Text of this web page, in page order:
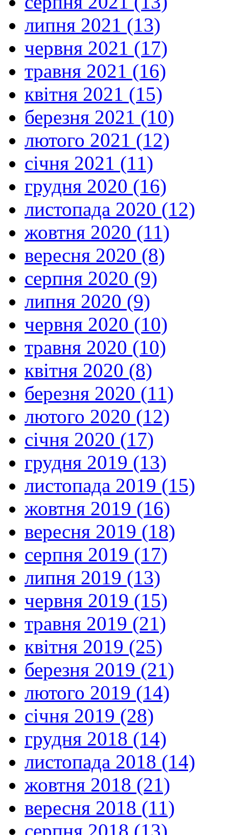
липня 2021 (13)
червня 2021 (17)
травня 2021 (16)
квітня 2021 (15)
березня 2021 (10)
лютого 2021 (12)
січня 2021 (11)
грудня 2020 (16)
листопада 2020 (12)
жовтня 2020 (11)
вересня 2020 (8)
серпня 2020 (9)
липня 2020 (9)
червня 2020 (10)
травня 2020 (10)
квітня 2020 (8)
березня 2020 (11)
лютого 2020 (12)
січня 2020 (17)
грудня 2019 (13)
листопада 2019 (15)
жовтня 2019 (16)
вересня 2019 (18)
серпня 2019 (17)
липня 2019 (13)
червня 2019 (15)
травня 2019 (21)
квітня 2019 (25)
березня 2019 (21)
лютого 2019 (14)
січня 2019 (28)
грудня 2018 (14)
листопада 2018 (14)
жовтня 2018 (21)
вересня 2018 (11)
серпня 2018 (13)